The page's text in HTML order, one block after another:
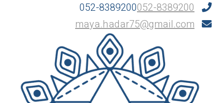
052-8389200052-8389200
maya.hadar75@gmail.com